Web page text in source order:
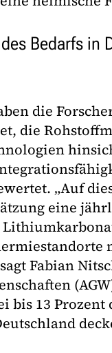
Bedarfs in
die
die
„Auf
eine
Fabian
13 Prozent